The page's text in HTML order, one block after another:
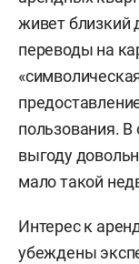
Неофициальная
риск не только
налоговой. В
уголовной
официального
если причинен
живет близкий
переводы на
пользования.
выгоду
мало такой
Интерес к
убеждены